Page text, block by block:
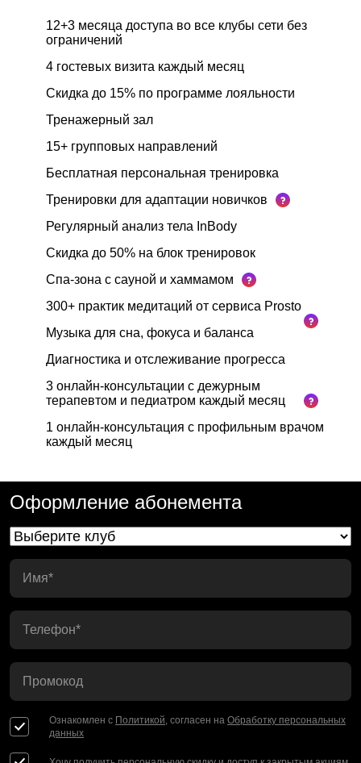
12+3 месяца доступа во все клубы сети без
ограничений
4 гостевых визита каждый месяц
Скидка до 15% по программе лояльности
Тренажерный зал
15+ групповых направлений
Бесплатная персональная тренировка
Тренировки для адаптации новичков
Регулярный анализ тела InBody
Скидка до 50% на блок тренировок
Спа-зона с сауной и хаммамом
300+ практик медитаций от сервиса Prosto
Музыка для сна, фокуса и баланса
Диагностика и отслеживание прогресса
3 онлайн-консультации с дежурным
терапевтом и педиатром каждый месяц
1 онлайн-консультация с профильным врачом
каждый месяц
Оформление абонемента
Имя*
Телефон*
Промокод
Ознакомлен с Политикой, согласен на Обработку персональных
данных